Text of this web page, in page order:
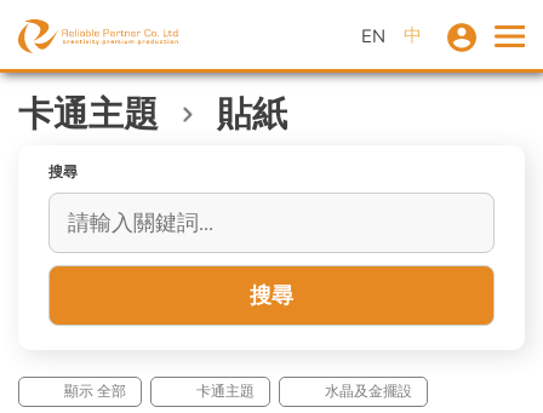
EN 中
卡通主題 貼紙
搜尋
搜尋
顯示 全部 卡通主題 水晶及金擺設